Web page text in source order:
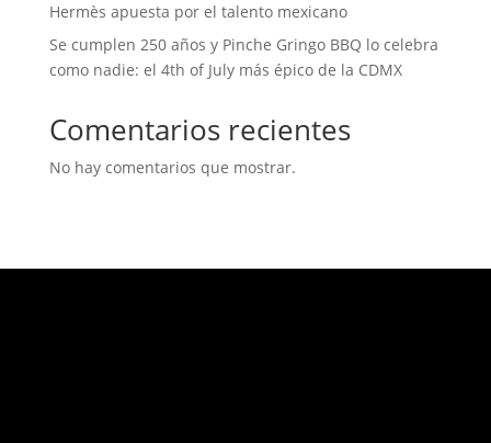
Hermès apuesta por el talento mexicano
Se cumplen 250 años y Pinche Gringo BBQ lo celebra
como nadie: el 4th of July más épico de la CDMX
Comentarios recientes
No hay comentarios que mostrar.